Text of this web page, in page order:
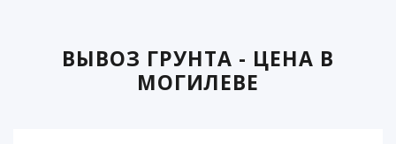
ВЫВОЗ ГРУНТА - ЦЕНА В
МОГИЛЕВЕ